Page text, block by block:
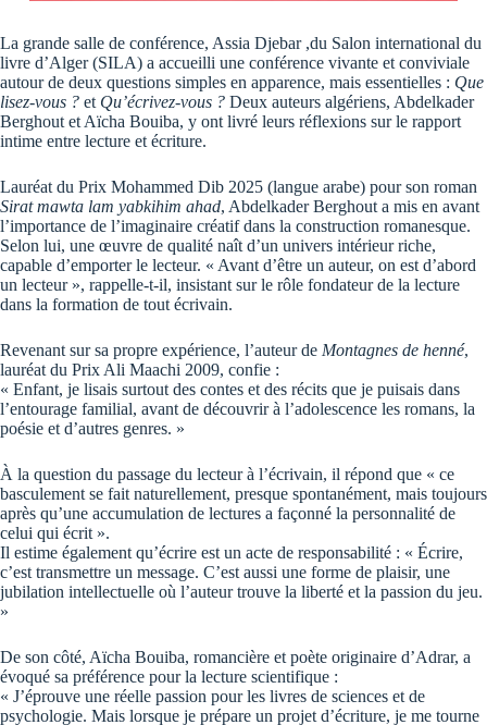
La grande salle de conférence, Assia Djebar ,du Salon international du
livre d’Alger (SILA) a accueilli une conférence vivante et conviviale
autour de deux questions simples en apparence, mais essentielles : Que
lisez-vous ? et Qu’écrivez-vous ? Deux auteurs algériens, Abdelkader
Berghout et Aïcha Bouiba, y ont livré leurs réflexions sur le rapport
intime entre lecture et écriture.
Lauréat du Prix Mohammed Dib 2025 (langue arabe) pour son roman
Sirat mawta lam yabkihim ahad, Abdelkader Berghout a mis en avant
l’importance de l’imaginaire créatif dans la construction romanesque.
Selon lui, une œuvre de qualité naît d’un univers intérieur riche,
capable d’emporter le lecteur. « Avant d’être un auteur, on est d’abord
un lecteur », rappelle-t-il, insistant sur le rôle fondateur de la lecture
dans la formation de tout écrivain.
Revenant sur sa propre expérience, l’auteur de Montagnes de henné,
lauréat du Prix Ali Maachi 2009, confie :
« Enfant, je lisais surtout des contes et des récits que je puisais dans
l’entourage familial, avant de découvrir à l’adolescence les romans, la
poésie et d’autres genres. »
À la question du passage du lecteur à l’écrivain, il répond que « ce
basculement se fait naturellement, presque spontanément, mais toujours
après qu’une accumulation de lectures a façonné la personnalité de
celui qui écrit ».
Il estime également qu’écrire est un acte de responsabilité : « Écrire,
c’est transmettre un message. C’est aussi une forme de plaisir, une
jubilation intellectuelle où l’auteur trouve la liberté et la passion du jeu.
»
De son côté, Aïcha Bouiba, romancière et poète originaire d’Adrar, a
évoqué sa préférence pour la lecture scientifique :
« J’éprouve une réelle passion pour les livres de sciences et de
psychologie. Mais lorsque je prépare un projet d’écriture, je me tourne